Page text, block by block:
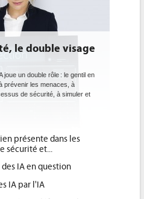
énergétique
obligation pour les
plus durables et plus efficaces, c'est
les pouvoirs publics européens
oeuvre de la nouvelle Directive sur
ce que la DEE (directive
énergétique) ?
pression administrative